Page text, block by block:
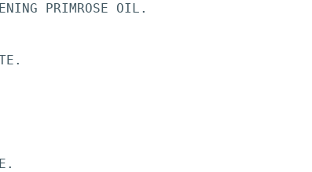
PRIMROSE OIL.